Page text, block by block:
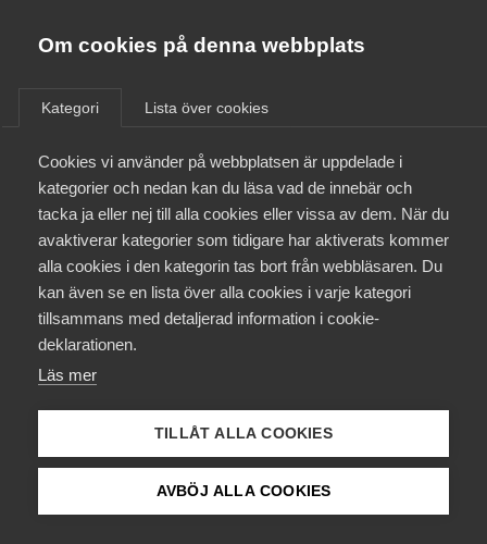
Om cookies på denna webbplats
Kategori Lista över cookies
Cookies vi använder på webbplatsen är uppdelade i
kategorier och nedan kan du läsa vad de innebär och
tacka ja eller nej till alla cookies eller vissa av dem. När du
avaktiverar kategorier som tidigare har aktiverats kommer
alla cookies i den kategorin tas bort från webbläsaren. Du
kan även se en lista över alla cookies i varje kategori
tillsammans med detaljerad information i cookie-
deklarationen.
Läs mer
TILLÅT ALLA COOKIES
AVBÖJ ALLA COOKIES
Almega Utbildning
Innovations­företagen
Kompetens­företagen
Medie­företagen
Säkerhets­företagen
Tåg­företagen
Om Almega
Aktuellt
Medlemskapet
Mina sidor
Kurser & utbildningar
Remiss av promemorian
Förslag om
utbildningsgaranti i
gymnasieskolan
Remiss